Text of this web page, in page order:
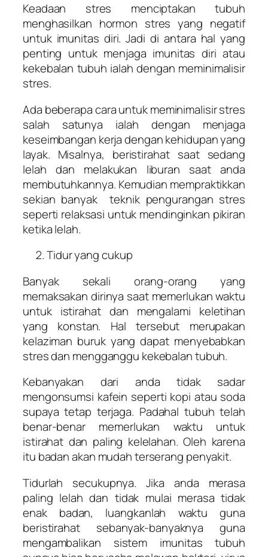
Keadaan stres menciptakan tubuh
menghasilkan hormon stres yang negatif
untuk imunitas diri. Jadi di antara hal yang
penting untuk menjaga imunitas diri atau
kekebalan tubuh ialah dengan meminimalisir
stres.
Ada beberapa cara untuk meminimalisir stres
salah satunya ialah dengan menjaga
keseimbangan kerja dengan kehidupan yang
layak. Misalnya, beristirahat saat sedang
lelah dan melakukan liburan saat anda
membutuhkannya. Kemudian mempraktikkan
sekian banyak teknik pengurangan stres
seperti relaksasi untuk mendinginkan pikiran
ketika lelah.
Tidur yang cukup
Banyak sekali orang-orang yang
memaksakan dirinya saat memerlukan waktu
untuk istirahat dan mengalami keletihan
yang konstan. Hal tersebut merupakan
kelaziman buruk yang dapat menyebabkan
stres dan mengganggu kekebalan tubuh.
Kebanyakan dari anda tidak sadar
mengonsumsi kafein seperti kopi atau soda
supaya tetap terjaga. Padahal tubuh telah
benar-benar memerlukan waktu untuk
istirahat dan paling kelelahan. Oleh karena
itu badan akan mudah terserang penyakit.
Tidurlah secukupnya. Jika anda merasa
paling lelah dan tidak mulai merasa tidak
enak badan, luangkanlah waktu guna
beristirahat sebanyak-banyaknya guna
mengambalikan sistem imunitas tubuh